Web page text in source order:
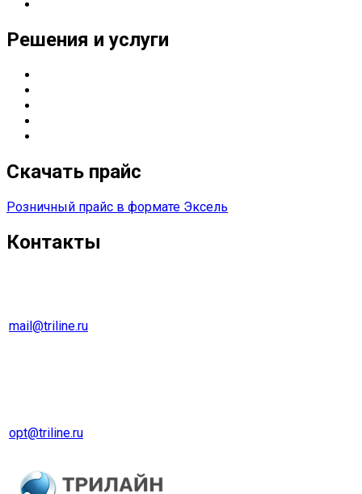
Решения и услуги
Скачать прайс
Розничный прайс в формате Эксель
Контакты
mail@triline.ru
opt@triline.ru